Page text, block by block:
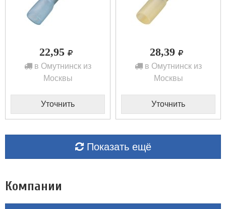
22,95
в Омутнинск из
Москвы
Уточнить
28,39
в Омутнинск из
Москвы
Уточнить
Показать ещё
Компании